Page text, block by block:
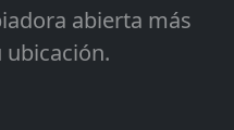
abierta más
ubicación.